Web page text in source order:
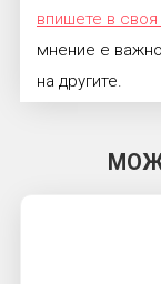
впишете в своя
мнение е
на другите.